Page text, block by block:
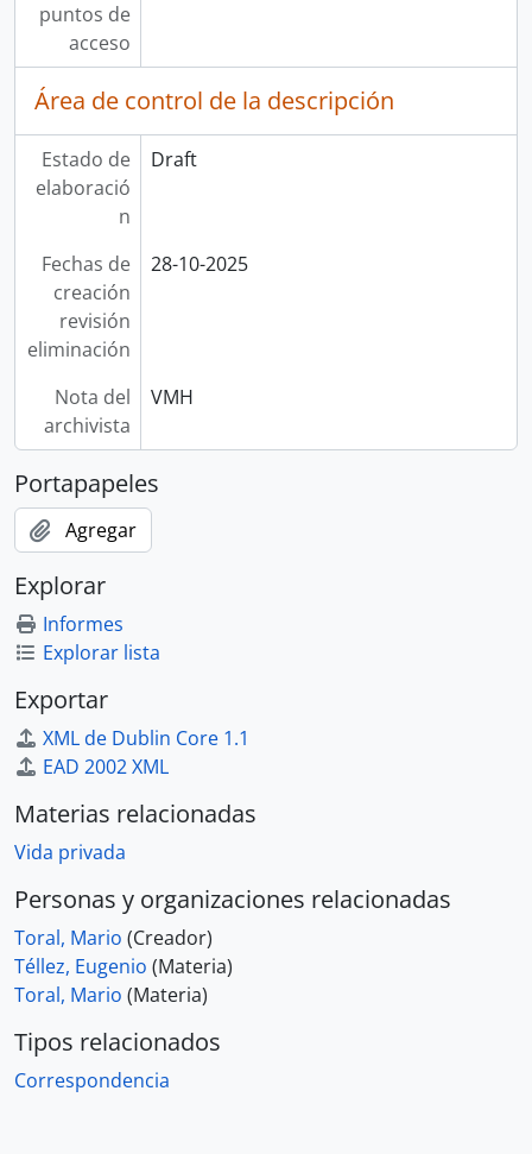
puntos de
acceso
Área de control de la descripción
Estado de
elaboració
n
Draft
Fechas de
creación
revisión
eliminación
28-10-2025
Nota del
archivista
VMH
Portapapeles
Agregar
Explorar
Informes
Explorar lista
Exportar
XML de Dublin Core 1.1
EAD 2002 XML
Materias relacionadas
Vida privada
Personas y organizaciones relacionadas
Toral, Mario (Creador)
Téllez, Eugenio (Materia)
Toral, Mario (Materia)
Tipos relacionados
Correspondencia